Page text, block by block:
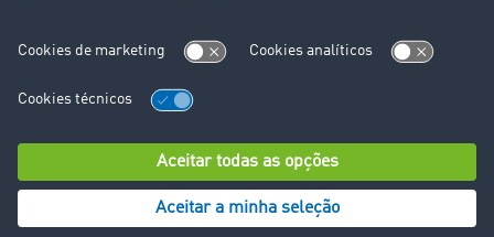
© TIMOCOM GmbH 2026. Todos os direitos reservados